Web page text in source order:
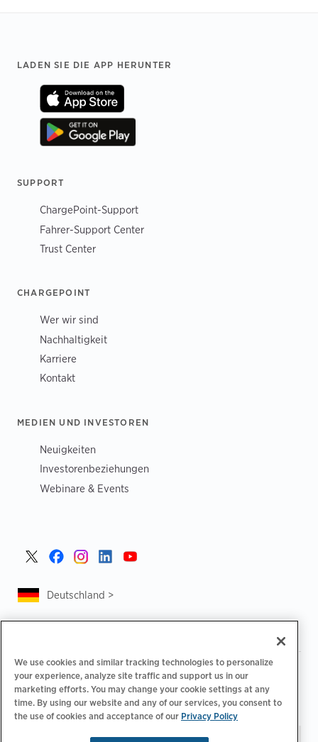
Footer
LADEN SIE DIE APP HERUNTER
SUPPORT
ChargePoint-Support
Fahrer-Support Center
Trust Center
CHARGEPOINT
Wer wir sind
Nachhaltigkeit
Karriere
Kontakt
MEDIEN UND INVESTOREN
Neuigkeiten
Investorenbeziehungen
Webinare & Events
Deutschland >
Datenschutzrichtlinie Ihre Datenschutzoptionen
Rechtliches | Abrechnung zur Barrierefreiheit |
Verhaltenskodex für Lieferanten | EPR-Informationen |
Impressum
We use cookies and similar tracking technologies to personalize
your experience, analyze site traffic and support us in our
marketing efforts. You may change your cookie settings at any
time. By using our website and any of our services, you consent to
the use of cookies and acceptance of our Privacy Policy